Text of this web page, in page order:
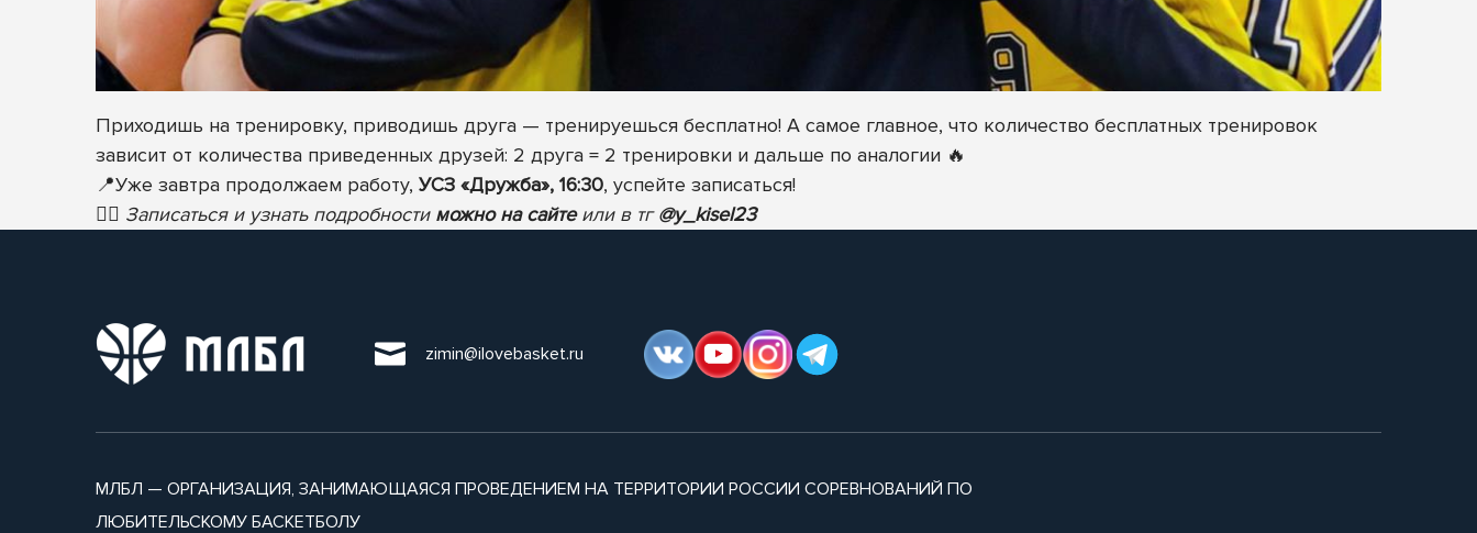
Приходишь на тренировку, приводишь друга — тренируешься бесплатно! А самое главное, что количество бесплатных тренировок
зависит от количества приведенных друзей: 2 друга = 2 тренировки и дальше по аналогии 🔥
📍Уже завтра продолжаем работу, УСЗ «Дружба», 16:30, успейте записаться!
✍🏻 Записаться и узнать подробности можно на сайте или в тг@y_kisel23
zimin@ilovebasket.ru
МЛБЛ — ОРГАНИЗАЦИЯ, ЗАНИМАЮЩАЯСЯ ПРОВЕДЕНИЕМ НА ТЕРРИТОРИИ РОССИИ СОРЕВНОВАНИЙ ПО
ЛЮБИТЕЛЬСКОМУ БАСКЕТБОЛУ